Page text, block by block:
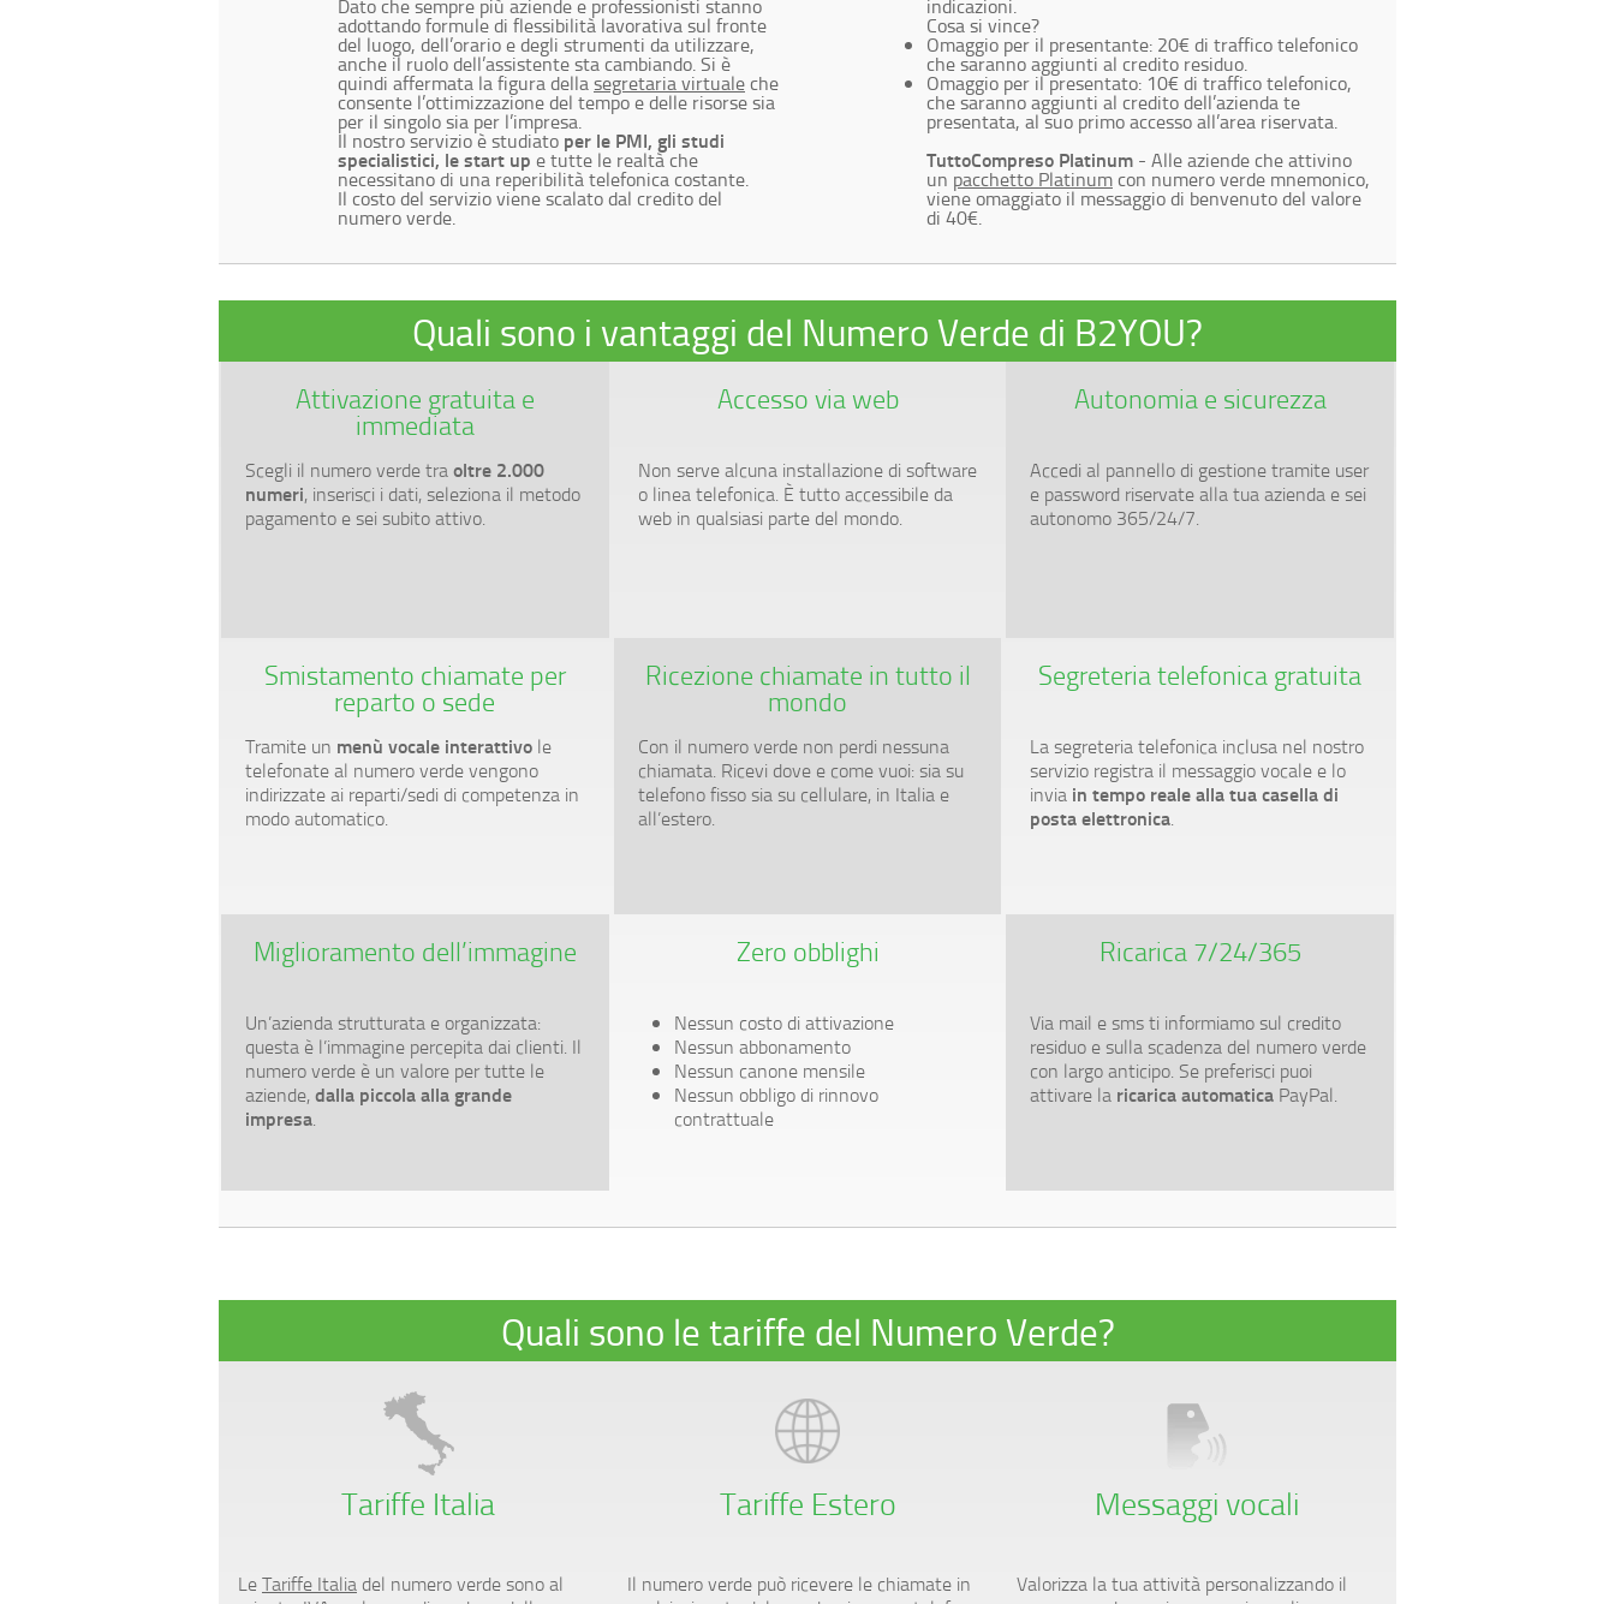
Dato che sempre più aziende e professionisti stanno
adottando formule di flessibilità lavorativa sul fronte
del luogo, dell’orario e degli strumenti da utilizzare,
anche il ruolo dell’assistente sta cambiando. Si è
quindi affermata la figura dellasegretaria virtualeche
consente l’ottimizzazione del tempo e delle risorse sia
per il singolo sia per l’impresa.
Il nostro servizio è studiato per le PMI, gli studi
specialistici, le start up e tutte le realtà che
necessitano di una reperibilità telefonica costante.
Il costo del servizio viene scalato dal credito del
numero verde.
indicazioni.
Cosa si vince?
Omaggio per il presentante: 20€ di traffico telefonico
che saranno aggiunti al credito residuo.
Omaggio per il presentato: 10€ di traffico telefonico,
che saranno aggiunti al credito dell’azienda te
presentata, al suo primo accesso all’area riservata.
TuttoCompreso Platinum - Alle aziende che attivino
un pacchetto Platinumcon numero verde mnemonico,
viene omaggiato il messaggio di benvenuto del valore
di 40€.
Quali sono i vantaggi del Numero Verde di B2YOU?
Attivazione gratuita e
immediata
Scegli il numero verde traoltre 2.000
numeri, inserisci i dati, seleziona il metodo
pagamento e sei subito attivo.
Accesso via web
Non serve alcuna installazione di software
o linea telefonica. È tutto accessibile da
web in qualsiasi parte del mondo.
Autonomia e sicurezza
Accedi al pannello di gestione tramite user
e password riservate alla tua azienda e sei
autonomo 365/24/7.
Smistamento chiamate per
reparto o sede
Tramite un menù vocale interattivo le
telefonate al numero verde vengono
indirizzate ai reparti/sedi di competenza in
modo automatico.
Ricezione chiamate in tutto il
mondo
Con il numero verde non perdi nessuna
chiamata. Ricevi dove e come vuoi: sia su
telefono fisso sia su cellulare, in Italia e
all’estero.
Segreteria telefonica gratuita
La segreteria telefonica inclusa nel nostro
servizio registra il messaggio vocale e lo
invia in tempo reale alla tua casella di
posta elettronica.
Miglioramento dell’immagine
Un’azienda strutturata e organizzata:
questa è l’immagine percepita dai clienti. Il
numero verde è un valore per tutte le
aziende,dalla piccola alla grande
impresa.
Zero obblighi
Nessun costo di attivazione
Nessun abbonamento
Nessun canone mensile
Nessun obbligo di rinnovo
contrattuale
Ricarica 7/24/365
Via mail e sms ti informiamo sul credito
residuo e sulla scadenza del numero verde
con largo anticipo. Se preferisci puoi
attivare la ricarica automatica PayPal.
Quali sono le tariffe del Numero Verde?
Tariffe Italia
LeTariffe Italia del numero verde sono al
Tariffe Estero
Il numero verde può ricevere le chiamate in
Messaggi vocali
Valorizza la tua attività personalizzando il